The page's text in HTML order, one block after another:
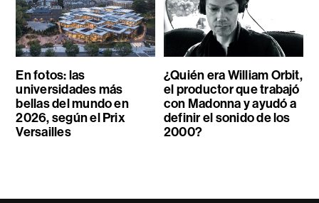
En fotos: las
universidades más
bellas del mundo en
2026, según el Prix
Versailles
¿Quién era William Orbit,
el productor que trabajó
con Madonna y ayudó a
definir el sonido de los
2000?